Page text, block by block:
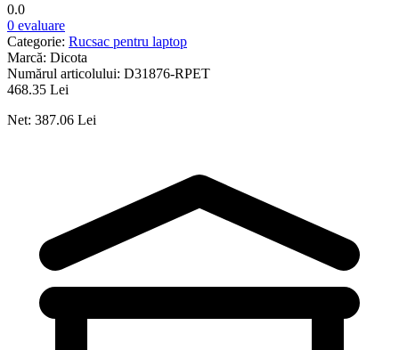
0.0
0 evaluare
Categorie: Rucsac pentru laptop
Marcă: Dicota
Numărul articolului: D31876-RPET
468.35 Lei
Net: 387.06 Lei